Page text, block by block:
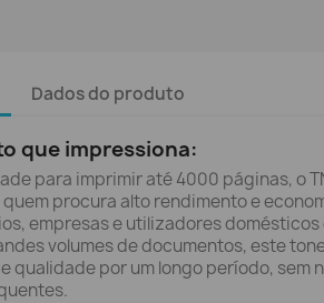
Dados do produto
que impressiona:
para imprimir até 4000 páginas, o
procura alto rendimento e
empresas e utilizadores domésticos
volumes de documentos, este
qualidade por um longo período, sem